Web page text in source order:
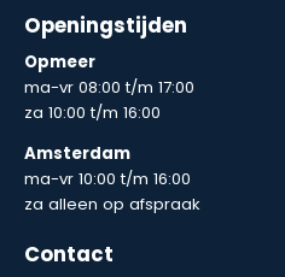
Openingstijden
Opmeer
ma-vr 08:00 t/m 17:00
za 10:00 t/m 16:00
Amsterdam
ma-vr 10:00 t/m 16:00
za alleen op afspraak
Contact